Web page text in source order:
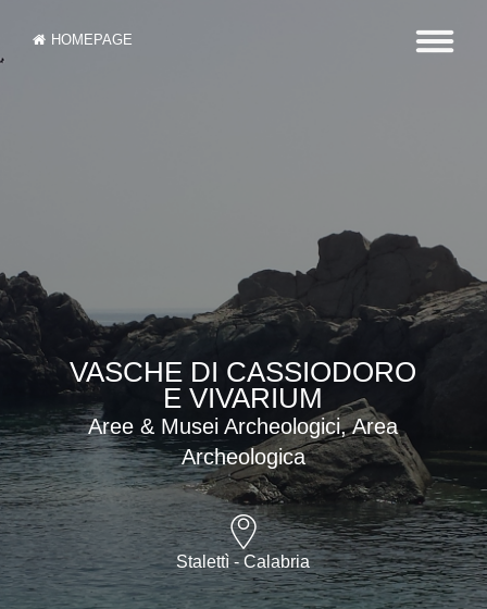
HOMEPAGE
VASCHE DI CASSIODORO
E VIVARIUM
Aree & Musei Archeologici, Area
Archeologica
Stalettì - Calabria